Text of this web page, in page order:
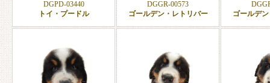
DGPD-03440
トイ・プードル
DGGR-00573
ゴールデン・レトリバー
ゴールデ